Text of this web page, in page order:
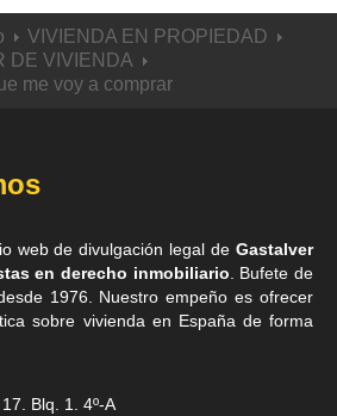
VIVIENDA EN PROPIEDAD
DE VIVIENDA
me voy a comprar
web de divulgación legal de Gastalver
en derecho inmobiliario . Bufete de
desde 1976. Nuestro empeño es ofrecer
sobre vivienda en España de forma
Blq. 1. 4º-A